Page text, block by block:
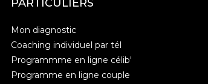
PARTICULIERS
Mon diagnostic
Coaching individuel par tél
Programmme en ligne célib'
Programme en ligne couple